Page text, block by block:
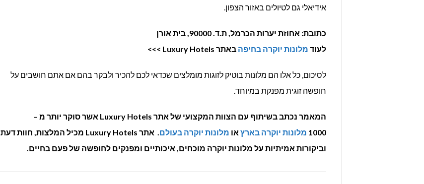
אידיאלי גם לטיולים באזור הצפון.
כתובת: אחוזת יערות הכרמל, ת.ד. 90000, בית אורן
לעוד מלונות יוקרה בחיפה באתר Luxury Hotels >>>
לסיכום, כל אלו הם מלונות בוטיק לזוגות מומלצים שכדאי לכם להכיר ולבקר בהם אם אתם חושבים על
חופשה זוגית מפנקת במיוחד.
המאמר נכתב בשיתוף עם הצוות המקצועי של אתר Luxury Hotels אשר סוקר יותר מ –
1000 מלונות יוקרה בארץ או מלונות יוקרה בעולם
. אתר Luxury Hotels מכיל המלצות, חוות דעת
וביקורות אמיתיות על מלונות יוקרה מוכחים, איכותיים ומפנקים לחופשה של פעם בחיים.